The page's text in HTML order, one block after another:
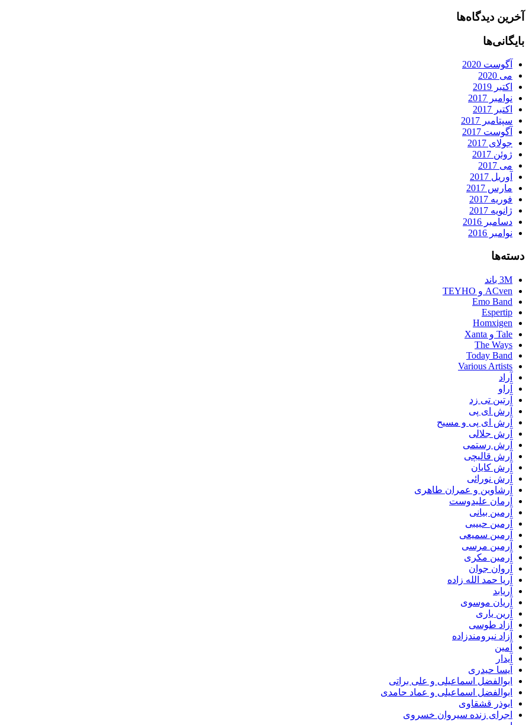
آخرین دیدگاه‌ها
بایگانی‌ها
آگوست 2020
می 2020
اکتبر 2019
نوامبر 2017
اکتبر 2017
سپتامبر 2017
آگوست 2017
جولای 2017
ژوئن 2017
می 2017
آوریل 2017
مارس 2017
فوریه 2017
ژانویه 2017
دسامبر 2016
نوامبر 2016
دسته‌ها
3M باند
ACven و TEYHO
Emo Band
Espertip
Homxigen
Tale و Xanta
The Ways
Today Band
Various Artists
آراد
آراو
آرتین تی زد
آرش ای پی
آرش ای پی و مسیح
آرش جلالی
آرش رستمی
آرش قالیچی
آرش کایان
آرش نورائی
آرشاوین و عمران طاهری
آرمان علیدوست
آرمین بیانی
آرمین حبیبی
آرمین سمیعی
آرمین مرسی
آرمین مکری
آروان جوان
آریا حمد الله زاده
آریابد
آریان موسوی
آرین یاری
آزاد طوسی
آزاد نیرومندزاده
آمین
آیدار
آیسا حیدری
ابوالفضل اسماعیلی و علی براتی
ابوالفضل اسماعیلی و عماد حامدی
ابوذر قشقاوی
اجرای زنده سیروان خسروی